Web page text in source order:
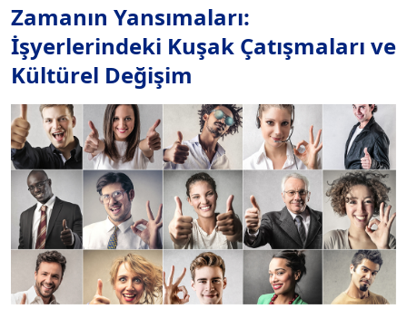
Zamanın Yansımaları:
İşyerlerindeki Kuşak Çatışmaları ve
Kültürel Değişim